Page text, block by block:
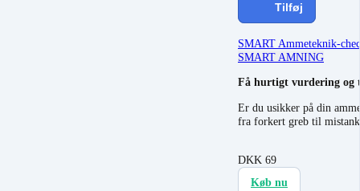
Tilføj
SMART Ammeteknik-
SMART AMNING
Få hurtigt vurdering og
Er du usikker på din
fra forkert greb til
DKK 69
Køb nu